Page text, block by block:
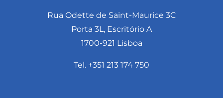
Rua Odette de Saint-Maurice 3C
Porta 3L, Escritório A
1700-921 Lisboa
Tel. +351 213 174 750